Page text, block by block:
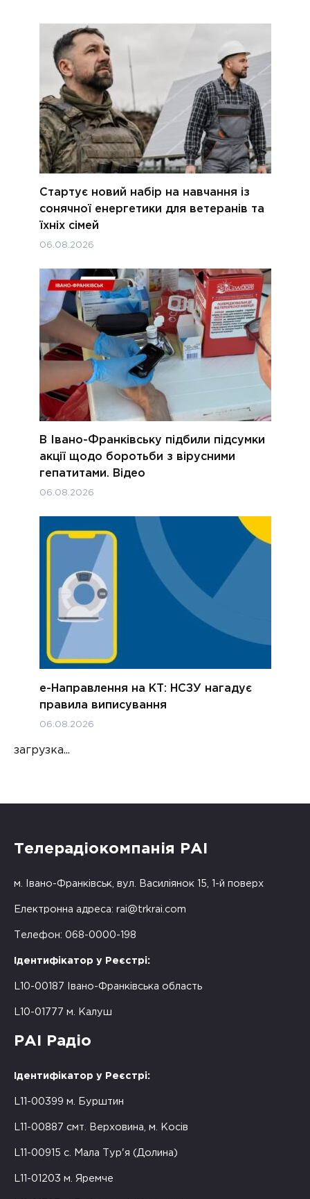
Стартує новий набір на навчання із
сонячної енергетики для ветеранів та
їхніх сімей
06.08.2026
В Івано-Франківську підбили підсумки
акції щодо боротьби з вірусними
гепатитами. Відео
06.08.2026
е-Направлення на КТ: НСЗУ нагадує
правила виписування
06.08.2026
загрузка...
Телерадіокомпанія РАІ
м. Івано-Франківськ, вул. Василіянок 15, 1-й поверх
Електронна адреса: rai@trkrai.com
Телефон: 068-0000-198
Ідентифікатор у Реєстрі:
L10-00187 Івано-Франківська область
L10-01777 м. Калуш
РАІ Радіо
Ідентифікатор у Реєстрі:
L11-00399 м. Бурштин
L11-00887 смт. Верховина, м. Косів
L11-00915 с. Мала Тур'я (Долина)
L11-01203 м. Яремче